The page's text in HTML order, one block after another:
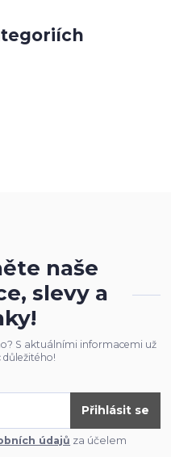
naše
slevy a
S aktuálními informacemi už
Přihlásit se
údajů za účelem